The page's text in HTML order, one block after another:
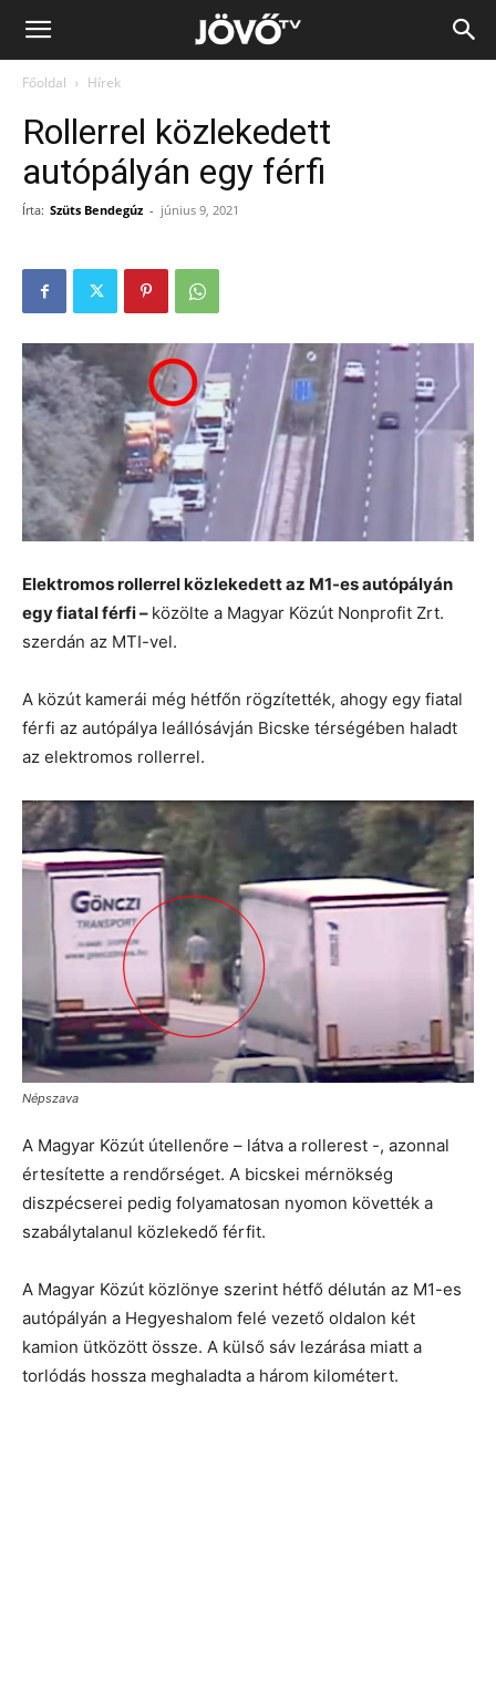
Jövő
Főoldal Hírek
Rollerrel közlekedett
autópályán egy férfi
Írta: Szüts Bendegúz - június 9, 2021
Elektromos rollerrel közlekedett az M1-es autópályán
egy fiatal férfi – közölte a Magyar Közút Nonprofit Zrt.
szerdán az MTI-vel.
A közút kamerái még hétfőn rögzítették, ahogy egy fiatal
férfi az autópálya leállósávján Bicske térségében haladt
az elektromos rollerrel.
Népszava
A Magyar Közút útellenőre – látva a rollerest -, azonnal
értesítette a rendőrséget. A bicskei mérnökség
diszpécserei pedig folyamatosan nyomon követték a
szabálytalanul közlekedő férfit.
A Magyar Közút közlönye szerint hétfő délután az M1-es
autópályán a Hegyeshalom felé vezető oldalon két
kamion ütközött össze. A külső sáv lezárása miatt a
torlódás hossza meghaladta a három kilométert.